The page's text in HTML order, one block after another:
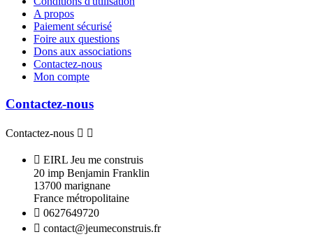
A propos
Paiement sécurisé
Foire aux questions
Dons aux associations
Contactez-nous
Mon compte
Contactez-nous
Contactez-nous  
 EIRL Jeu me construis
20 imp Benjamin Franklin
13700 marignane
France métropolitaine
 0627649720
 contact@jeumeconstruis.fr